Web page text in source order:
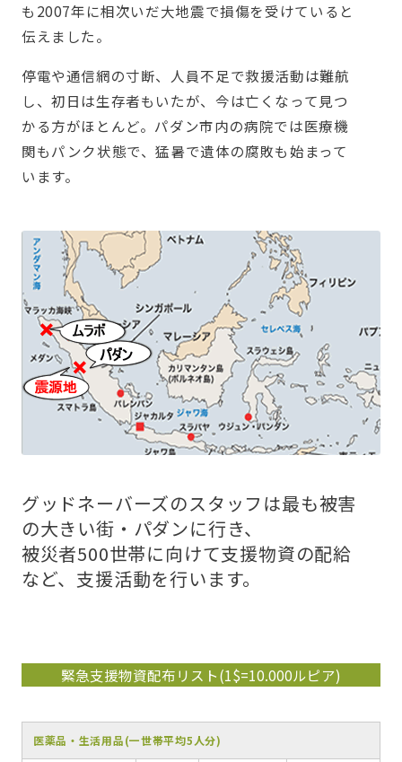
も2007年に相次いだ大地震で損傷を受けていると
伝えました。
停電や通信網の寸断、人員不足で救援活動は難航
し、初日は生存者もいたが、今は亡くなって見つ
かる方がほとんど。パダン市内の病院では医療機
関もパンク状態で、猛暑で遺体の腐敗も始まって
います。
グッドネーバーズのスタッフは最も被害
の大きい街・パダンに行き、
被災者500世帯に向けて支援物資の配給
など、支援活動を行います。
緊急支援物資配布リスト(1$=10.000ルピア)
医薬品・生活用品(一世帯平均5人分)